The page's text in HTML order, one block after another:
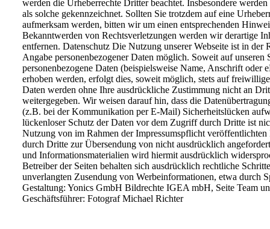
werden die Urheberrechte Dritter beachtet. Insbesondere werden
als solche gekennzeichnet. Sollten Sie trotzdem auf eine
aufmerksam werden, bitten wir um einen entsprechenden
Bekanntwerden von Rechtsverletzungen werden wir derartige
entfernen. Datenschutz Die Nutzung unserer Webseite ist in der
Angabe personenbezogenerDaten möglich. Soweit auf unseren
personenbezogene Daten (beispielsweise Name, Anschrift oder
erhoben werden, erfolgt dies, soweit möglich, stets auf
Daten werden ohne Ihre ausdrückliche Zustimmung nicht an
weitergegeben. Wir weisen darauf hin, dass die
(z.B. bei der Kommunikation per E-Mail) Sicherheitslücken
lückenloser Schutz der Daten vor dem Zugriff durch Dritte ist
Nutzung von im Rahmen derImpressumspflicht veröffentlichten
durch Dritte zur Übersendung von nicht ausdrücklich
und Informationsmaterialien wird hiermit ausdrücklich
Betreiber der Seiten behalten sich ausdrücklich rechtliche Schritte
unverlangten Zusendung von Werbeinformationen, etwa durch
Gestaltung: Yonics GmbH Bildrechte IGEA mbH, Seite Team
Geschäftsführer: Fotograf Michael Richter